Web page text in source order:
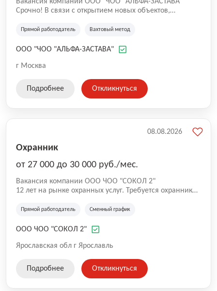
Срочно! В связи с открытием новых объектов,
частное охранное предприятие, специализирующееся
в городе Москва. Мы гордимся своей репутацией
которое предоставляет высококачественные услуги
Прямой работодатель Вахтовый метод
ООО "ЧОО "АЛЬФА-ЗАСТАВА"
г Москва
Подробнее Откликнуться
Охранник
от 27 000 до 30 000 руб./мес.
Вакансия компании ООО ЧОО "СОКОЛ 2"
12 лет на рынке охранных услуг. Требуется охранник
Прямой работодатель Сменный график
ООО ЧОО "СОКОЛ 2"
Ярославская обл г Ярославль
08.08.2026
Подробнее Откликнуться